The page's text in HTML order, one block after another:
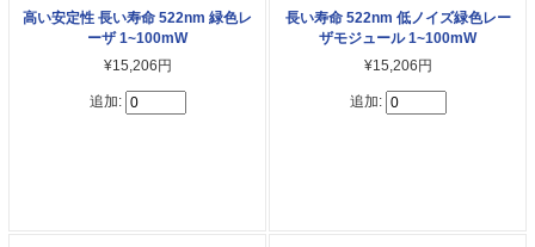
高い安定性 長い寿命 522nm 緑色レ
ーザ 1~100mW
¥15,206円
追加:
長い寿命 522nm 低ノイズ緑色レー
ザモジュール 1~100mW
¥15,206円
追加: